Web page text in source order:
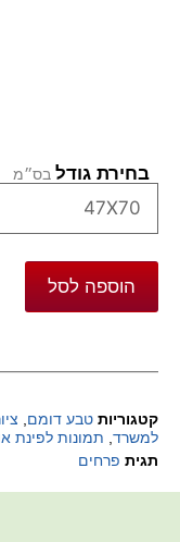
בחירת גודל
הוספה לסל
קטגוריות טבע דומם,
למשרד, תמונות לפינת
תגית פרחים